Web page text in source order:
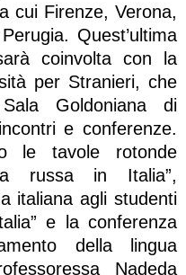
cui Firenze, Verona,
Quest’ultima
coinvolta con la
per Stranieri, che
Goldoniana di
e conferenze.
le tavole rotonde
russa in Italia”,
italiana agli studenti
e la conferenza
della lingua
Nadeda